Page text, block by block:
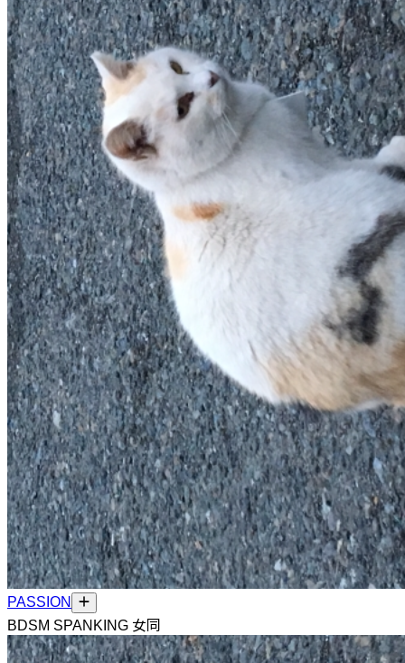
PASSION
BDSM SPANKING 女同